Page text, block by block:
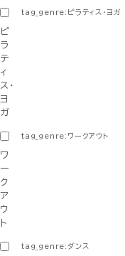
tag_genre:ピラティス・ヨガ
ピ
ラ
テ
ィ
ス・
ヨ
ガ
tag_genre:ワークアウト
ワ
ー
ク
ア
ウ
ト
tag_genre:ダンス